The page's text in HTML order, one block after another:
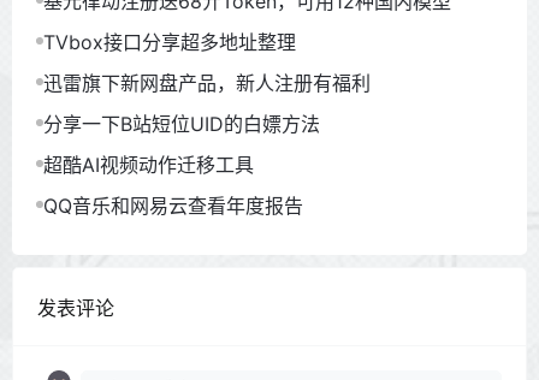
TVbox接口分享超多地址整理
迅雷旗下新网盘产品，新人注册有福利
分享一下B站短位UID的白嫖方法
超酷AI视频动作迁移工具
QQ音乐和网易云查看年度报告
发表评论